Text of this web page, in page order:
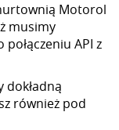
Motorol
musimy
API z
dokładną
również pod